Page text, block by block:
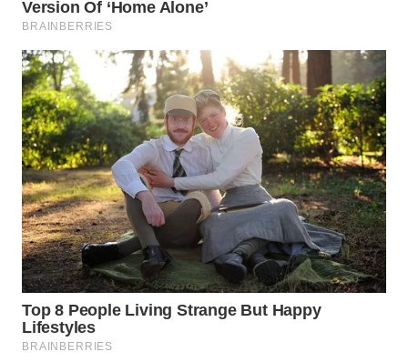
UTARA
WN
SAMOSIR
WN
PADANG
LAWAS
WN
SUMEDANG
WN
CIANJUR
WN